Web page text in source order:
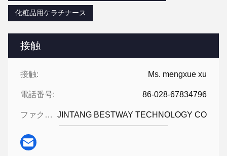
接触
接触: Ms. mengxue xu
電話番号: 86-028-67834796
ファクシミリ: JINTANG BESTWAY TECHNOLOGY CO
化粧品用ケラチナース